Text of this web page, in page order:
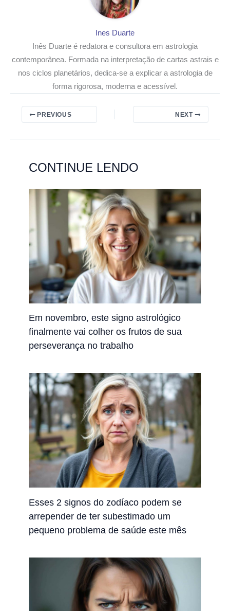
Ines Duarte
Inês Duarte é redatora e consultora em astrologia
contemporânea. Formada na interpretação de cartas astrais e
nos ciclos planetários, dedica-se a explicar a astrologia de
forma rigorosa, moderna e acessível.
PREVIOUS NEXT
CONTINUE LENDO
Em novembro, este signo astrológico
finalmente vai colher os frutos de sua
perseverança no trabalho
Esses 2 signos do zodíaco podem se
arrepender de ter subestimado um
pequeno problema de saúde este mês